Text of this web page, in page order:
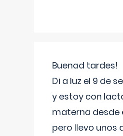
Buenad tardes!
Di a luz el 9 de
y estoy con
materna desde
pero llevo unos